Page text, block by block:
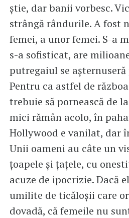
ştie, dar banii vorbesc.
strângă rândurile. A fost
femei, a unor femei. S-a
s-a sofisticat, are
putregaiul se
Pentru ca astfel de
trebuie să pornească de
mici rămân acolo, în
Hollywood e vanilat, dar
Unii oameni au câte un
ţoapele şi ţaţele, cu
acuze de ipocrizie. Dacă
umilite de ticăloşii care
dovadă, că femeile nu